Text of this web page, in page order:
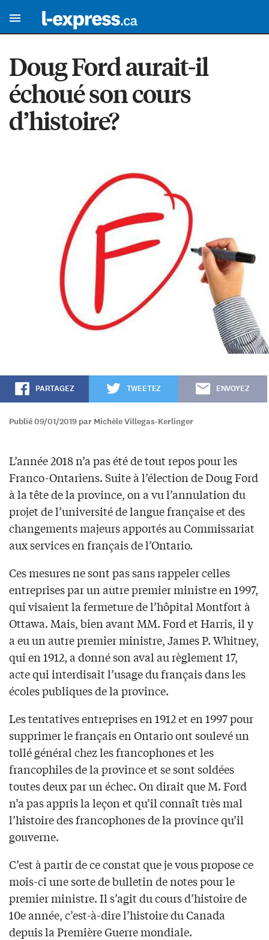
Doug Ford aurait-il
échoué son cours
d’histoire?
PARTAGEZ TWEETEZ ENVOYEZ
Publié 09/01/2019 par Michèle Villegas-Kerlinger
L’année 2018 n’a pas été de tout repos pour les
Franco-Ontariens. Suite à l’élection de Doug Ford
à la tête de la province, on a vu l’annulation du
projet de l’université de langue française et des
changements majeurs apportés au Commissariat
aux services en français de l’Ontario.
Ces mesures ne sont pas sans rappeler celles
entreprises par un autre premier ministre en 1997,
qui visaient la fermeture de l’hôpital Montfort à
Ottawa. Mais, bien avant MM. Ford et Harris, il y
a eu un autre premier ministre, James P. Whitney,
qui en 1912, a donné son aval au règlement 17,
acte qui interdisait l’usage du français dans les
écoles publiques de la province.
Les tentatives entreprises en 1912 et en 1997 pour
supprimer le français en Ontario ont soulevé un
tollé général chez les francophones et les
francophiles de la province et se sont soldées
toutes deux par un échec. On dirait que M. Ford
n’a pas appris la leçon et qu’il connaît très mal
l’histoire des francophones de la province qu’il
gouverne.
C’est à partir de ce constat que je vous propose ce
mois-ci une sorte de bulletin de notes pour le
premier ministre. Il s’agit du cours d’histoire de
10e année, c’est-à-dire l’histoire du Canada
depuis la Première Guerre mondiale.